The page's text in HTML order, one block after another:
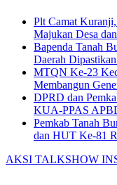
Plt Camat
Majukan Desa
Bapenda Tanah
Daerah
MTQN Ke-23
Membangun
DPRD dan
KUA-PPAS
Pemkab Tanah
dan HUT Ke-81
AKSI TALKSHOW